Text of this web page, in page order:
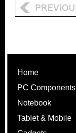
Home
PC Components
Notebook
Tablet & Mobile